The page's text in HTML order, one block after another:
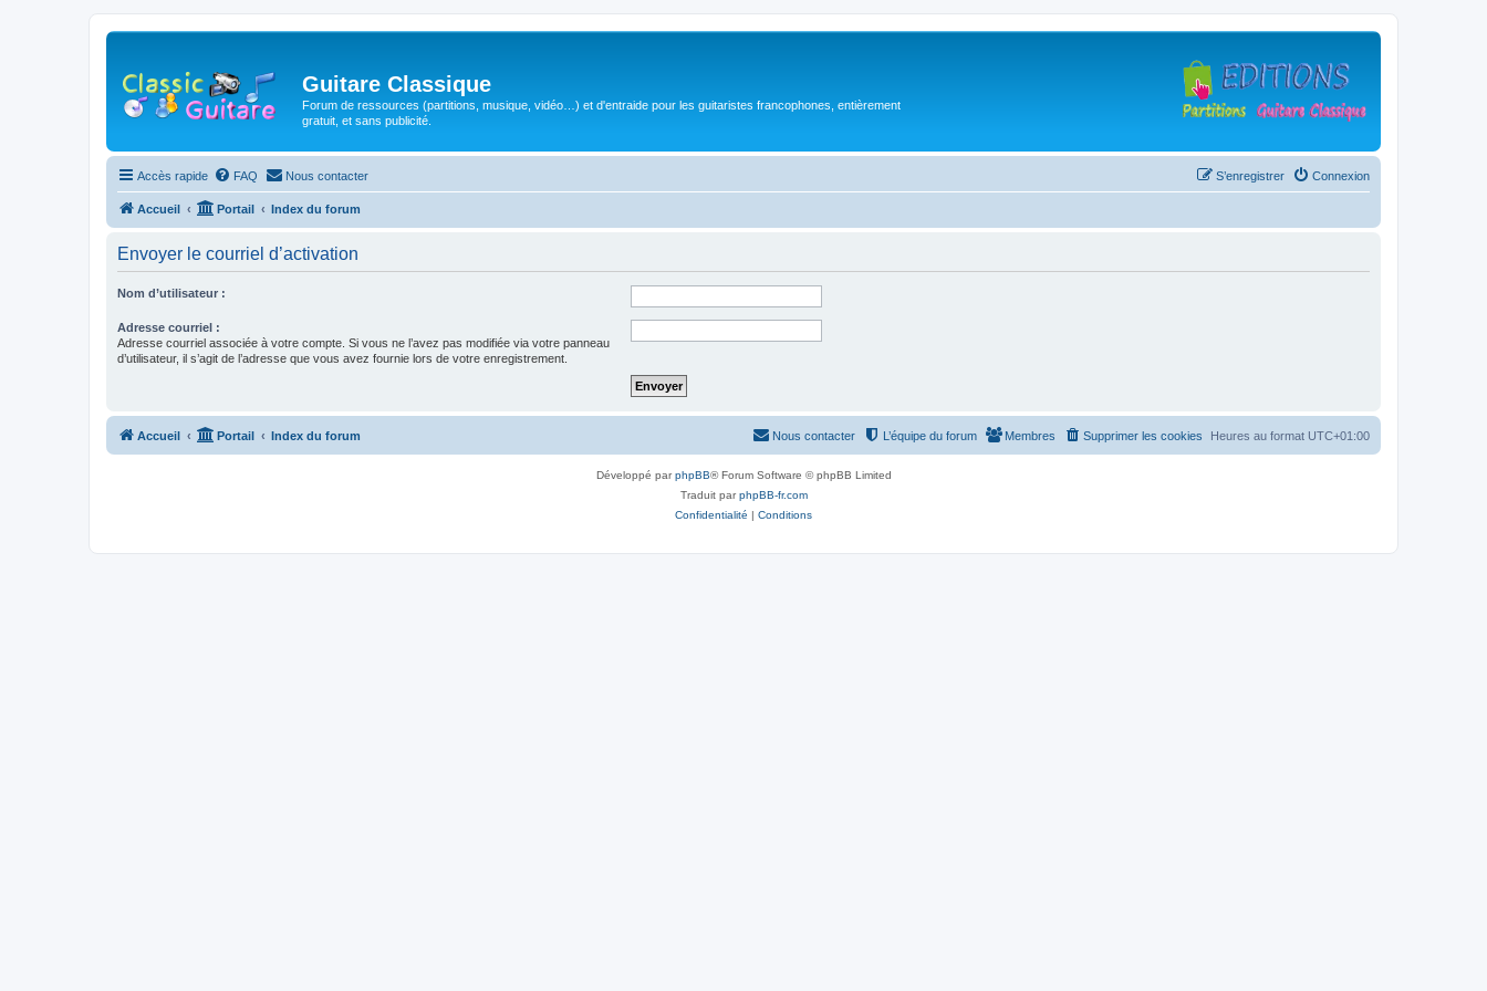
Guitare Classique
Forum de ressources (partitions, musique, vidéo…) et d'entraide pour les guitaristes francophones, entièrement
gratuit, et sans publicité.
Accès rapide FAQ Nous contacter Connexion
S’enregistrer
Accueil Portail Index du forum
Envoyer le courriel d’activation
Nom d’utilisateur :
Adresse courriel :
Adresse courriel associée à votre compte. Si vous ne l’avez pas modifiée via votre panneau
d’utilisateur, il s’agit de l’adresse que vous avez fournie lors de votre enregistrement.
Accueil Portail Index du forum Heures au format UTC+01:00
Supprimer les cookies
Membres
L’équipe du forum
Nous contacter
Développé parphpBB® Forum Software © phpBB Limited
Traduit parphpBB-fr.com
Confidentialité | Conditions